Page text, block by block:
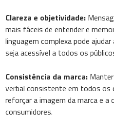
Clareza e objetividade:
mais fáceis de entender e
linguagem complexa pode
seja acessível a todos os
Consistência da marca:
verbal consistente em todos os
reforçar a imagem da marca e
consumidores.